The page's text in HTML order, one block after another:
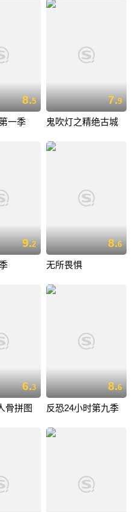
8.5
一季
7.9
鬼吹灯之精绝古城
9.2 8.6
无所畏惧
6.3
骨拼图
8.6
反恐24小时第九季